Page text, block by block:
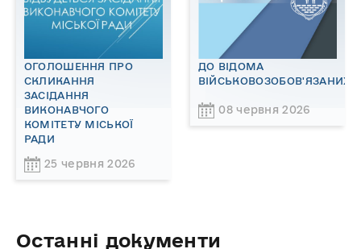
ОГОЛОШЕННЯ ПРО
СКЛИКАННЯ
ЗАСІДАННЯ
ВИКОНАВЧОГО
КОМІТЕТУ МІСЬКОЇ
РАДИ
25 червня 2026
ДО ВІДОМА
ВІЙСЬКОВОЗОБОВ'ЯЗАНИХ!
08 червня 2026
Останні документи